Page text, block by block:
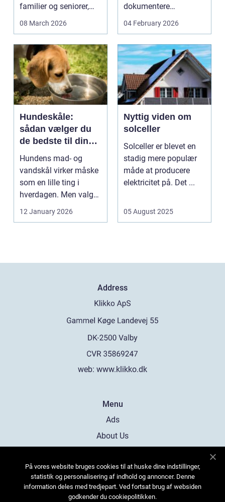
familier og seniorer,
fordi b...
08 March 2026
dokumentere
bæreevnen af pæle til
04 February 2026
Hundeskåle:
sådan vælger du
de bedste til din
hund
Hundens mad- og
vandskål virker måske
som en lille ting i
hverdagen. Men valg
af sk&arin...
12 January 2026
Nyttig viden om
solceller
Solceller er blevet en
stadig mere populær
måde at producere
elektricitet på. Det ...
05 August 2025
Address
web: www.klikko.dk
Menu
Ads
About Us
Contact
Sitemap
På vores website bruges cookies til at huske dine indstillinger,
statistik og personalisering af indhold og annoncer. Denne
information deles med tredjepart. Ved fortsat brug af websiden
godkender du cookiepolitikken.